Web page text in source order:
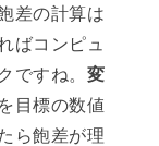
差の計算は
ばコンピュ
ですね。 変
目標の数値
ら飽差が理